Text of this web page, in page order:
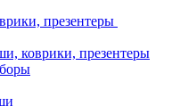
презентеры
коврики, презентеры